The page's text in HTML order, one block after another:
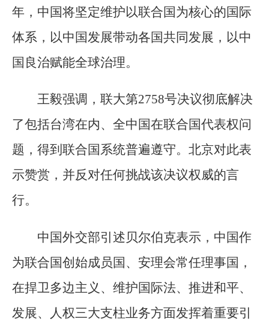
年，中国将坚定维护以联合国为核心的国际
体系，以中国发展带动各国共同发展，以中
国良治赋能全球治理。
王毅强调，联大第2758号决议彻底解决
了包括台湾在内、全中国在联合国代表权问
题，得到联合国系统普遍遵守。北京对此表
示赞赏，并反对任何挑战该决议权威的言
行。
中国外交部引述贝尔伯克表示，中国作
为联合国创始成员国、安理会常任理事国，
在捍卫多边主义、维护国际法、推进和平、
发展、人权三大支柱业务方面发挥着重要引